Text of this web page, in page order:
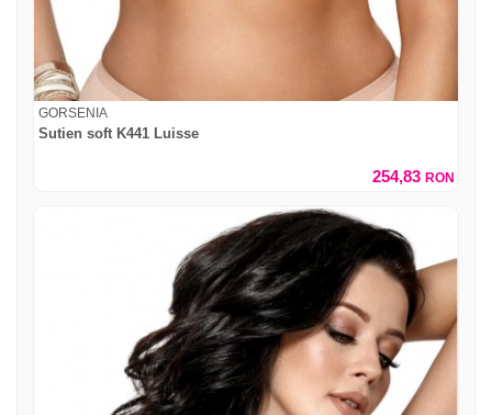
GORSENIA
Sutien soft K441 Luisse
254,83 RON